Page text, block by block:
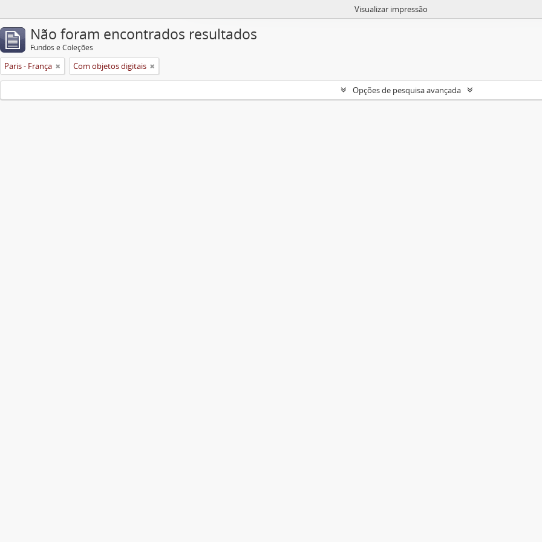
Visualizar impressão
Não foram encontrados resultados
Fundos e Coleções
Paris - França Com objetos digitais
Opções de pesquisa avançada